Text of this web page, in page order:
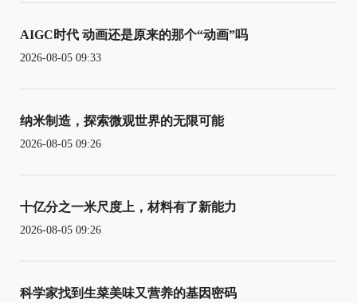
AIGC时代 动画还是原来的那个“动画”吗
2026-08-05 09:33
纳米制造，探索微观世界的无限可能
2026-08-05 09:26
十亿分之一米尺度上，材料有了新能力
2026-08-05 09:26
科学家找到生菜美味又营养的基因密码